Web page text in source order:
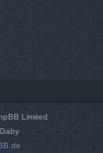
Limited